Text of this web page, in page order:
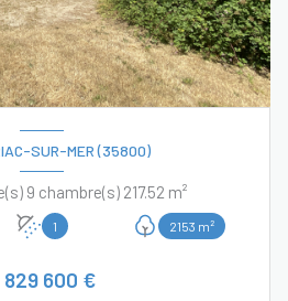
SUR-MER (35800)
Maison 11 pièce(s) 9 chambre(s) 217.52 m²
1 2153 m²
829 600 €